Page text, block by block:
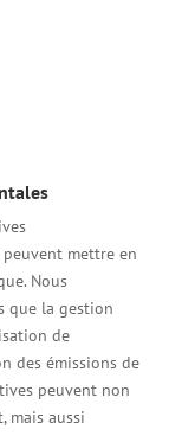
mettre en
Nous
que la gestion
de
des émissions de
peuvent non
mais aussi